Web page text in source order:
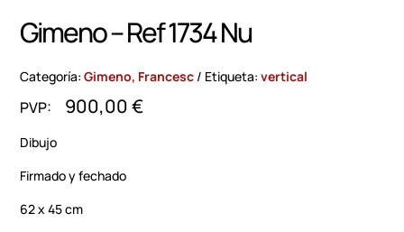
Gimeno – Ref 1734 Nu
Categoría:Gimeno, Francesc Etiqueta:vertical
900,00€
Dibujo
Firmado y fechado
62 x 45 cm